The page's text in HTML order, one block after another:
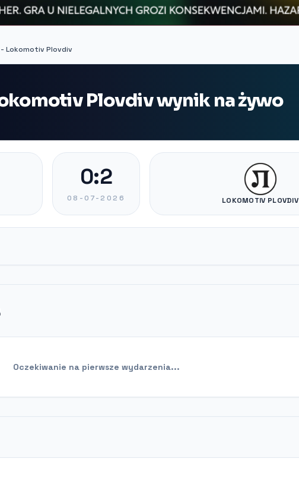
Lokomotiv Plovdiv
Plovdiv wynik na żywo
0:2
08-07-2026 LOKOMOTIV PLOVDIV
Oczekiwanie na pierwsze wydarzenia...